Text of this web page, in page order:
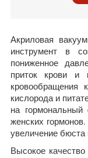
Акриловая
инструмент в
пониженное
приток крови и
кровообращения
кислорода и
на
женских
увеличение бюста
Высокое